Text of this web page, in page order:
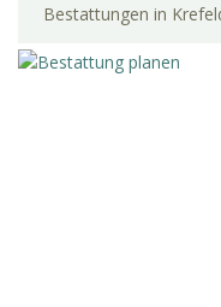
Bestattungen in